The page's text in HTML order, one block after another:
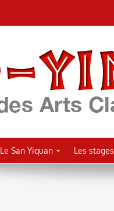
Le San Yiquan Les stages